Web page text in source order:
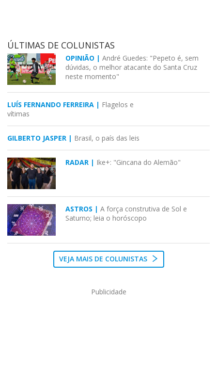
ÚLTIMAS DE COLUNISTAS
OPINIÃO | André Guedes: "Pepeto é, sem
dúvidas, o melhor atacante do Santa Cruz
neste momento"
LUÍS FERNANDO FERREIRA | Flagelos e
vítimas
GILBERTO JASPER | Brasil, o país das leis
RADAR | Ike+: "Gincana do Alemão"
ASTROS | A força construtiva de Sol e
Saturno; leia o horóscopo
VEJA MAIS DE COLUNISTAS
Publicidade